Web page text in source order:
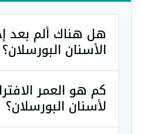
هل هناك ألم بعد
الأسنان البورسلان؟
كم هو العمر
لأسنان البورسلان؟